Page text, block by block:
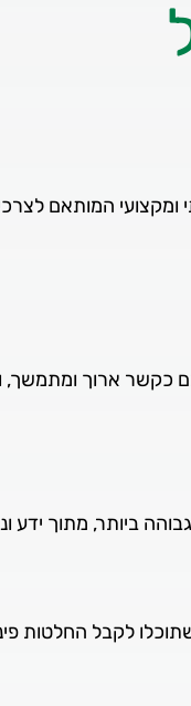
ומקצועי המותאם
כקשר ארוך ומתמשך,
ביותר, מתוך ידע
לקבל החלטות